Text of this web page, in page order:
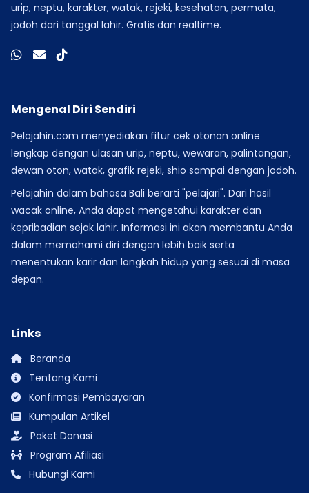
urip, neptu, karakter, watak, rejeki, kesehatan, permata,
jodoh dari tanggal lahir. Gratis dan realtime.
Mengenal Diri Sendiri
Pelajahin.com menyediakan fitur cek otonan online
lengkap dengan ulasan urip, neptu, wewaran, palintangan,
dewan oton, watak, grafik rejeki, shio sampai dengan jodoh.
Pelajahin dalam bahasa Bali berarti "pelajari". Dari hasil
wacak online, Anda dapat mengetahui karakter dan
kepribadian sejak lahir. Informasi ini akan membantu Anda
dalam memahami diri dengan lebih baik serta
menentukan karir dan langkah hidup yang sesuai di masa
depan.
Links
Beranda
Tentang Kami
Konfirmasi Pembayaran
Kumpulan Artikel
Paket Donasi
Program Afiliasi
Hubungi Kami